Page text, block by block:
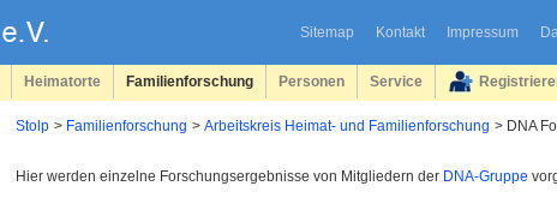
Sitemap Kontakt Impressum
Heimatorte Familienforschung Personen Service
Stolp Familienforschung Arbeitskreis Heimat- und Familienforschung DNA
Hier werden einzelne Forschungsergebnisse von Mitgliedern der DNA-Gruppe